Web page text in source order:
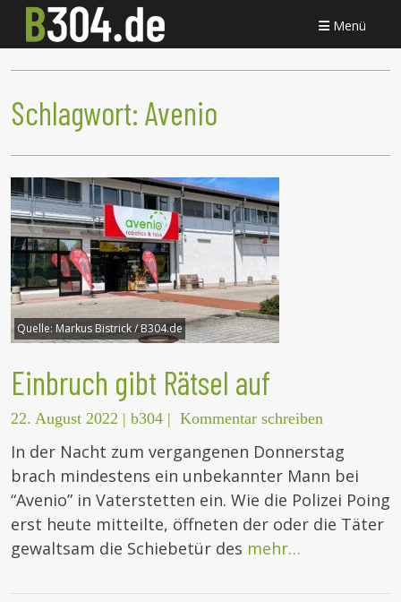
Menü
Schlagwort: Avenio
Quelle: Markus Bistrick / B304.de
Einbruch gibt Rätsel auf
22. August 2022 | b304 | Kommentar schreiben
In der Nacht zum vergangenen Donnerstag
brach mindestens ein unbekannter Mann bei
“Avenio” in Vaterstetten ein. Wie die Polizei Poing
erst heute mitteilte, öffneten der oder die Täter
gewaltsam die Schiebetür des mehr…